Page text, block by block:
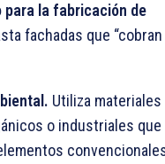
para la fabricación de
fachadas que “cobran
Utiliza materiales
o industriales que